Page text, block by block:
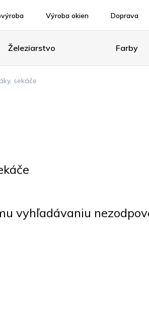
Výroba okien Doprava
Železiarstvo Farby
sekáče
vyhľadávaniu